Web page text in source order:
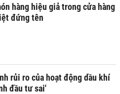
hàng hiệu giả trong cửa hàng
đứng tên
rủi ro của hoạt động dầu khí
đầu tư sai'